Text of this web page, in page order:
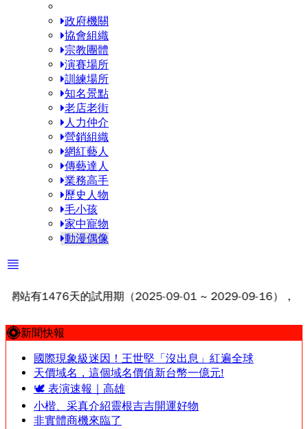
政府機關
協會組織
宗教團體
演賽場所
訓練場所
知名景點
老店老街
人力仲介
營銷組織
網紅藝人
傳藝達人
業務高手
歷史人物
毛小孩
家中寵物
動漫偶像
天的試用期（2025-09-01 ~ 2029-09-16），目前為第
新聞快報
國際現象級迷因！王世堅「沒出息」紅遍全球
天價域名，這個域名價值新台幣一億元!
🕊️ 表演速報｜高雄
小楷、采真介紹靈根吉吉開運好物
非實體商機來臨了